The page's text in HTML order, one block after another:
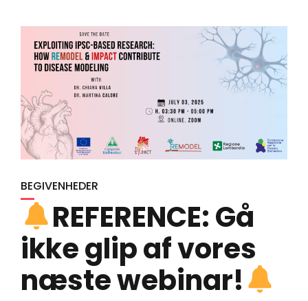
BEGIVENHEDER
REFERENCE: Gå
ikke glip af vores
næste webinar!